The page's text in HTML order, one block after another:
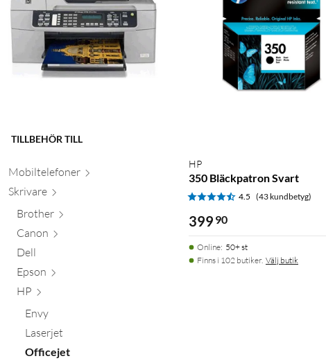
TILLBEHÖR TILL
Mobiltelefoner
Skrivare
Brother
Canon
Dell
Epson
HP
Envy
Laserjet
Officejet
HP
350 Bläckpatron Svart
4.5 (43 kundbetyg)
399 90
Online: 50+ st
Finns i 102 butiker. Välj butik